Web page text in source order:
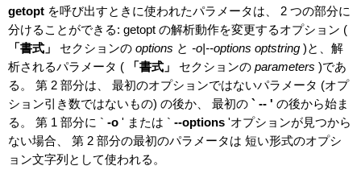
getopt を呼び出すときに使われたパラメータは、 2 つの部分に
分けることができる: getopt の解析動作を変更するオプション (
「書式」
セクションの options と -o|--options optstring )と、解
析されるパラメータ (
「書式」 セクションの parameters )であ
る。 第 2 部分は、 最初のオプションではないパラメータ (オプ
ション引き数ではないもの) の後か、 最初の ` -- ' の後から始ま
る。 第 1 部分に ` -o ' または ` --options 'オプションが見つから
ない場合、 第 2 部分の最初のパラメータは 短い形式のオプシ
ョン文字列として使われる。